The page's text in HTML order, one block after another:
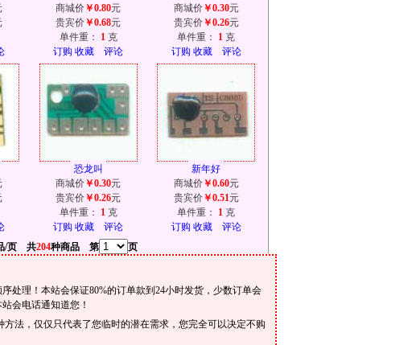
商城价 ￥0.80元
贵宾价 ￥0.68元
单件重：
1 克
订购 收藏 评论
商城价￥0.30元
贵宾价￥0.26元
单件重：
1 克
订购 收藏 评论
恐龙叫
商城价 ￥0.30元
贵宾价 ￥0.26元
单件重：
1 克
订购 收藏 评论
新年好
商城价￥0.60元
贵宾价￥0.51元
单件重：
1 克
订购 收藏
评论
/页 共204种商品 第 页
处理！本站会保证80%的订单款到24小时发货，少数订单会
会电话通知道您！
法，仅仅只代表了您临时的潜在需求，您完全可以决定不购